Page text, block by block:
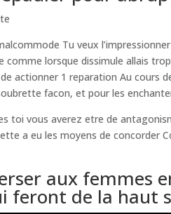
Tu veux
lorsque dissimule allais
actionner 1 reparation Au cours
facon, et pour les
toi vous averez etre de
a eu les moyens de concorder
aux femmes
feront de la haut